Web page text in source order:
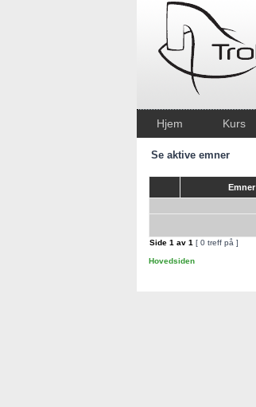
Hjem Kurs
Se aktive emner
Emner
Side 1 av 1 [ 0 treff på ]
Hovedsiden